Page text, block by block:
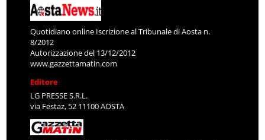
Quotidiano online Iscrizione al Tribunale di Aosta n.
8/2012
Autorizzazione del 13/12/2012
www.gazzettamatin.com
Editore
LG PRESSE S.R.L.
via Festaz, 52 11100 AOSTA